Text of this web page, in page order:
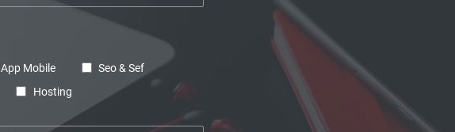
App Mobile
Seo & Sef
Hosting